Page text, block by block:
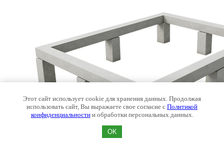
Этот сайт использует cookie для хранения данных. Продолжая
использовать сайт, Вы выражаете свое согласие с Политикой
конфиденциальностии обработки персональных данных.
OK